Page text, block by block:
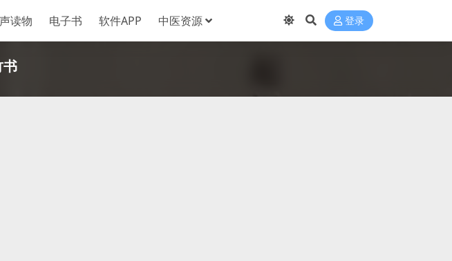
读物 电子书 软件APP 中医资源 登录
书